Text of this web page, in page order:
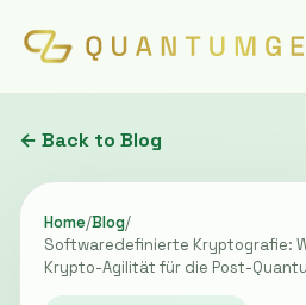
← Back to Blog
Home/Blog/
Softwaredefinierte Kryptografie:
Krypto-Agilität für die Post-